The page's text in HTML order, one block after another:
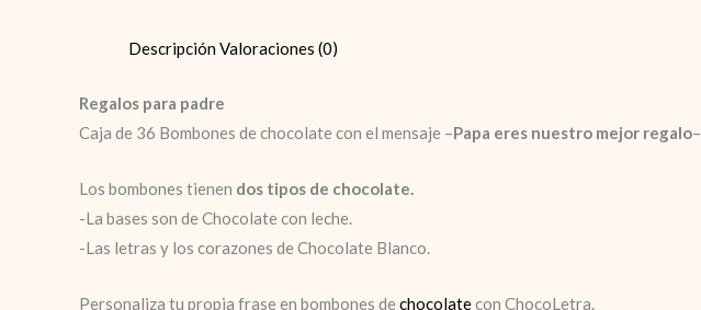
DescripciónValoraciones (0)
Regalos para padre
Caja de 36 Bombones de chocolate con el mensaje –Papa eres nuestro mejor regalo–
Los bombones tienen dos tipos de chocolate.
-La bases son de Chocolate con leche.
-Las letras y los corazones de Chocolate Blanco.
Personaliza tu propia frase en bombones de chocolatecon ChocoLetra.